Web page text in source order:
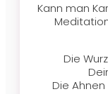
Kann man
Die
Die